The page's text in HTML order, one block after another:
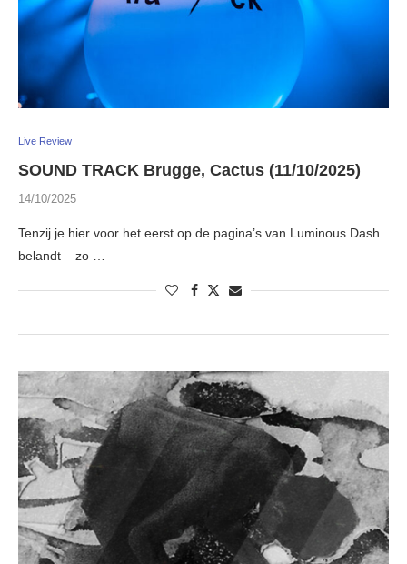
Live Review
SOUND TRACK Brugge, Cactus (11/10/2025)
14/10/2025
Tenzij je hier voor het eerst op de pagina’s van Luminous Dash
belandt – zo …